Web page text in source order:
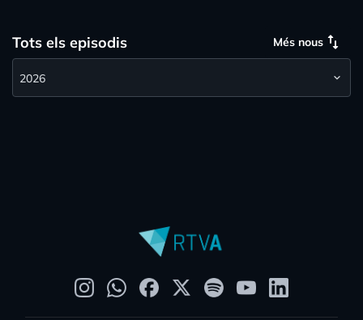
Tots els episodis Més nous swap_vert